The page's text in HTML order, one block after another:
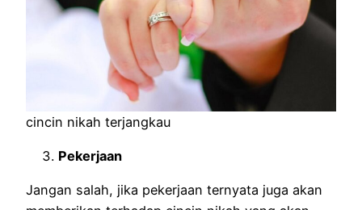
cincin nikah terjangkau
Pekerjaan
Jangan salah, jika pekerjaan ternyata juga akan